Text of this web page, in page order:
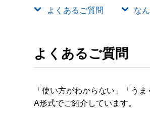
よくあるご質問 な
よくあるご質問
「使い方がわからない」「う
A形式でご紹介しています。